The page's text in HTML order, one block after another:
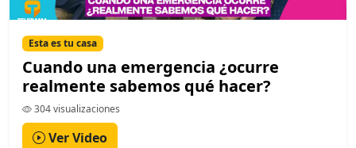
Esta es tu casa
Cuando una emergencia ¿ocurre
realmente sabemos qué hacer?
304 visualizaciones
Ver Video